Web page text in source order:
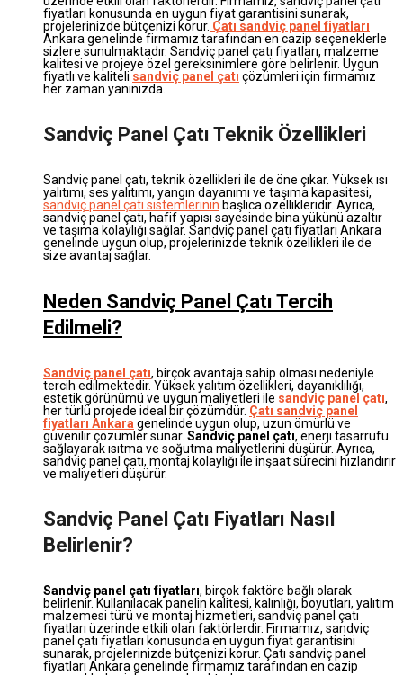
fiyatları konusunda en uygun fiyat garantisini sunarak,
projelerinizde bütçenizi korur. Çatı sandviç panel fiyatları
Ankara genelinde firmamız tarafından en cazip seçeneklerle
sizlere sunulmaktadır. Sandviç panel çatı fiyatları, malzeme
kalitesi ve projeye özel gereksinimlere göre belirlenir. Uygun
fiyatlı ve kaliteli sandviç panel çatı çözümleri için firmamız
her zaman yanınızda.
Sandviç Panel Çatı Teknik Özellikleri
Sandviç panel çatı, teknik özellikleri ile de öne çıkar. Yüksek ısı
yalıtımı, ses yalıtımı, yangın dayanımı ve taşıma kapasitesi,
sandviç panel çatı sistemlerinin başlıca özellikleridir. Ayrıca,
sandviç panel çatı, hafif yapısı sayesinde bina yükünü azaltır
ve taşıma kolaylığı sağlar. Sandviç panel çatı fiyatları Ankara
genelinde uygun olup, projelerinizde teknik özellikleri ile de
size avantaj sağlar.
Neden Sandviç Panel Çatı Tercih
Edilmeli?
Sandviç panel çatı, birçok avantaja sahip olması nedeniyle
tercih edilmektedir. Yüksek yalıtım özellikleri, dayanıklılığı,
estetik görünümü ve uygun maliyetleri ile sandviç panel çatı,
her türlü projede ideal bir çözümdür. Çatı sandviç panel
fiyatları Ankara genelinde uygun olup, uzun ömürlü ve
güvenilir çözümler sunar. Sandviç panel çatı, enerji tasarrufu
sağlayarak ısıtma ve soğutma maliyetlerini düşürür. Ayrıca,
sandviç panel çatı, montaj kolaylığı ile inşaat sürecini hızlandırır
ve maliyetleri düşürür.
Sandviç Panel Çatı Fiyatları Nasıl
Belirlenir?
Sandviç panel çatı fiyatları, birçok faktöre bağlı olarak
belirlenir. Kullanılacak panelin kalitesi, kalınlığı, boyutları, yalıtım
malzemesi türü ve montaj hizmetleri, sandviç panel çatı
fiyatları üzerinde etkili olan faktörlerdir. Firmamız, sandviç
panel çatı fiyatları konusunda en uygun fiyat garantisini
sunarak, projelerinizde bütçenizi korur. Çatı sandviç panel
fiyatları Ankara genelinde firmamız tarafından en cazip